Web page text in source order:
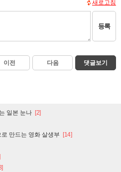
새로고침
등록
이전 다음 댓글보기
일본 눈나 [2]
만드는 영화 살생부 [14]